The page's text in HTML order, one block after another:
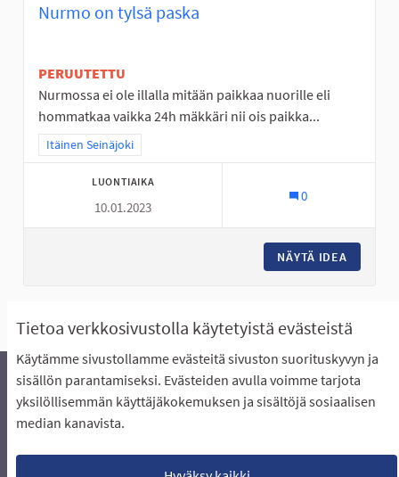
Tietoa verkkosivustolla käytetyistä evästeistä
Käytämme sivustollamme evästeitä sivuston suorituskyvyn ja
sisällön parantamiseksi. Evästeiden avulla voimme tarjota
yksilöllisemmän käyttäjäkokemuksen ja sisältöjä sosiaalisen
median kanavista.
Nurmo on tylsä paska
PERUUTETTU
Nurmossa ei ole illalla mitään paikkaa nuorille eli
hommatkaa vaikka 24h mäkkäri nii ois paikka...
Rajaa tulokset teeman mukaan: Itäinen Seinäjoki
Itäinen Seinäjoki
LUONTIAIKA
10.01.2023
0
NÄYTÄ IDEA
Näytä kaikki ehdotukset
Äänestyksen pikaohjeet
Usein kysytyt kysymykset
Näin äänestät Asukasbudjetissa
Lataa avoimet datatiedostot